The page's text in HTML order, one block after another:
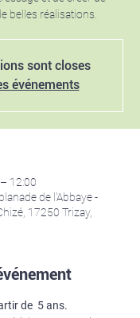
belles réalisations.
sont closes
événements
12:00
de l'Abbaye -
17250 Trizay,
de  5 ans.